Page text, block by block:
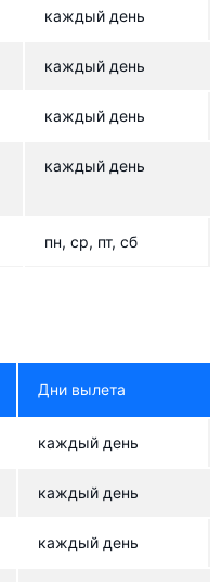
каждый день
каждый день
каждый день
каждый день
пн, ср, пт, сб
Дни вылета
каждый день
каждый день
каждый день